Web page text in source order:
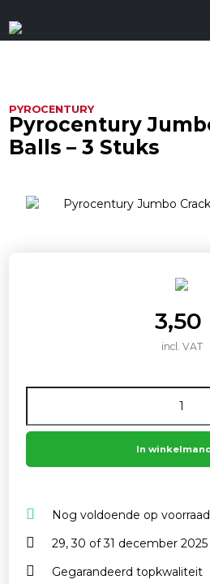
PYROCENTURY
Pyrocentury
Balls – 3 Stuks
3,50
incl. VAT
In
Nog voldoende op voorraad
29, 30 of 31 december
Gegarandeerd topkwaliteit